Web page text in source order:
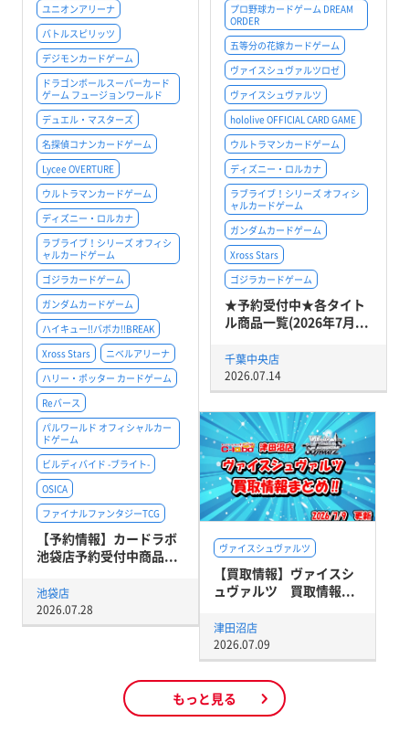
ユニオンアリーナ
バトルスピリッツ
デジモンカードゲーム
ドラゴンボールスーパーカード
ゲーム フュージョンワールド
デュエル・マスターズ
名探偵コナンカードゲーム
Lycee OVERTURE
ウルトラマンカードゲーム
ディズニー・ロルカナ
ラブライブ！シリーズ オフィシ
ャルカードゲーム
ゴジラカードゲーム
ガンダムカードゲーム
ハイキュー!!バボカ!!BREAK
Xross Stars
ニベルアリーナ
ハリー・ポッター カードゲーム
Reバース
パルワールド オフィシャルカー
ドゲーム
ビルディバイド -ブライト-
OSICA
ファイナルファンタジーTCG
【予約情報】カードラボ
池袋店予約受付中商品...
池袋店
2026.07.28
プロ野球カードゲーム DREAM
ORDER
五等分の花嫁カードゲーム
ヴァイスシュヴァルツロゼ
ヴァイスシュヴァルツ
hololive OFFICIAL CARD GAME
ウルトラマンカードゲーム
ディズニー・ロルカナ
ラブライブ！シリーズ オフィシ
ャルカードゲーム
ガンダムカードゲーム
Xross Stars
ゴジラカードゲーム
★予約受付中★各タイト
ル商品一覧(2026年7月...
千葉中央店
2026.07.14
ヴァイスシュヴァルツ
【買取情報】ヴァイスシ
ュヴァルツ 買取情報...
津田沼店
2026.07.09
もっと見る